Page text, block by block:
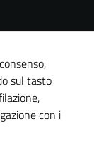
sul tasto
con i